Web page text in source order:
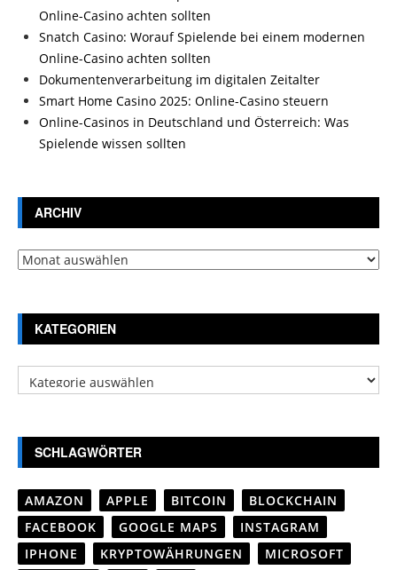
Online-Casino achten sollten
Snatch Casino: Worauf Spielende bei einem modernen
Online-Casino achten sollten
Dokumentenverarbeitung im digitalen Zeitalter
Smart Home Casino 2025: Online-Casino steuern
Online-Casinos in Deutschland und Österreich: Was
Spielende wissen sollten
ARCHIV
Archiv
KATEGORIEN
Kategorien
SCHLAGWÖRTER
AMAZON APPLE BITCOIN
BLOCKCHAIN
FACEBOOK
GOOGLE MAPS
INSTAGRAM
IPHONE
KRYPTOWÄHRUNGEN
MICROSOFT